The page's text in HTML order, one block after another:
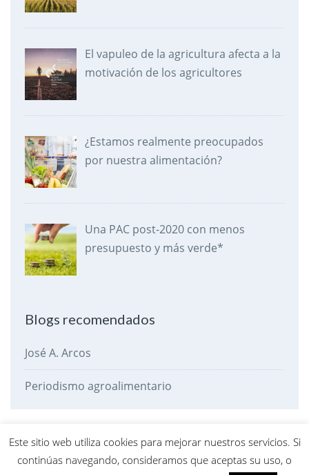
El vapuleo de la agricultura afecta a la
motivación de los agricultores
¿Estamos realmente preocupados
por nuestra alimentación?
Una PAC post-2020 con menos
presupuesto y más verde*
Blogs recomendados
José A. Arcos
Periodismo agroalimentario
Política Economía Agroalimentación Desarrollo Rural
Este sitio web utiliza cookies para mejorar nuestros servicios. Si
continúas navegando, consideramos que aceptas su uso, o